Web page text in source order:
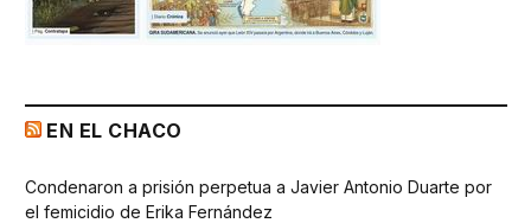
EN EL CHACO
Condenaron a prisión perpetua a Javier Antonio Duarte por
el femicidio de Erika Fernández